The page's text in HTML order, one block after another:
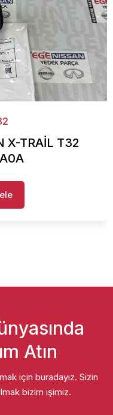
X-TRAİL T32
Atın
için buradayız. Sizin
bizim işimiz.